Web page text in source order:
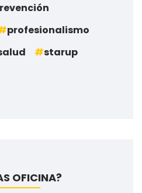
profesionalismo
starup
OFICINA?